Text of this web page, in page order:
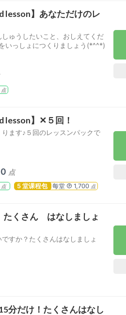
lesson】あなただけのレ
ゅうしたいこと、おしえてくだ
いっしょにつくりましょう(*^^*)
lesson】✕５回！
ます♪５回のレッスンパックで
点
5 堂课程包 每堂 1,700点
たくさん はなしましょ
すか？たくさんはなしましょ
分だけ！たくさんはなし